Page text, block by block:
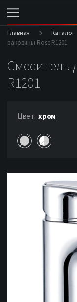
Главная Каталог
раковины Rose R1201
Смеситель
R1201
Цвет: хром